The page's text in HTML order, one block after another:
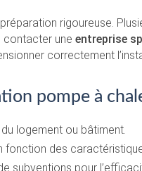
rigoureuse.
contacter une entreprise
correctement
pompe à
logement ou bâtiment.
fonction des
subventions pour